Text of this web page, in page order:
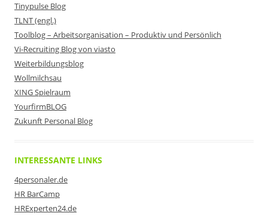
Tinypulse Blog
TLNT (engl.)
Toolblog – Arbeitsorganisation – Produktiv und Persönlich
Vi-Recruiting Blog von viasto
Weiterbildungsblog
Wollmilchsau
XING Spielraum
YourfirmBLOG
Zukunft Personal Blog
INTERESSANTE LINKS
4personaler.de
HR BarCamp
HRExperten24.de